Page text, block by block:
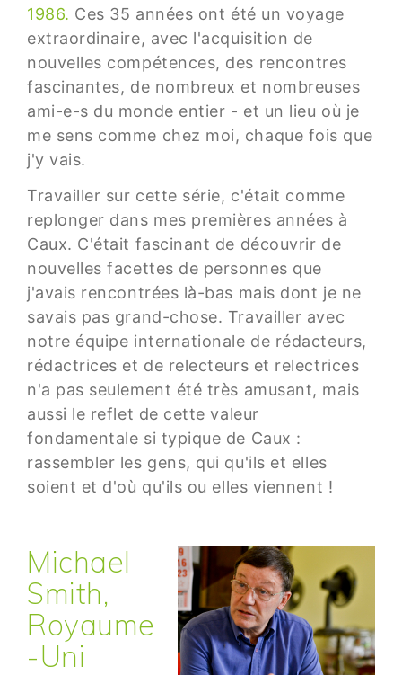
1986. Ces 35 années ont été un voyage
extraordinaire, avec l'acquisition de
nouvelles compétences, des rencontres
fascinantes, de nombreux et nombreuses
ami-e-s du monde entier - et un lieu où je
me sens comme chez moi, chaque fois que
j'y vais.
Travailler sur cette série, c'était comme
replonger dans mes premières années à
Caux. C'était fascinant de découvrir de
nouvelles facettes de personnes que
j'avais rencontrées là-bas mais dont je ne
savais pas grand-chose. Travailler avec
notre équipe internationale de rédacteurs,
rédactrices et de relecteurs et relectrices
n'a pas seulement été très amusant, mais
aussi le reflet de cette valeur
fondamentale si typique de Caux :
rassembler les gens, qui qu'ils et elles
soient et d'où qu'ils ou elles viennent !
Michael
Smith,
Royaume
-Uni